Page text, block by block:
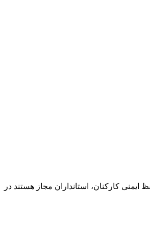
۲۲ اردیبهشت ۱۴۰۵، به منظور تداوم خدمات عمومی و حفظ ایمنی کارکنان، استانداران مجاز هستند در